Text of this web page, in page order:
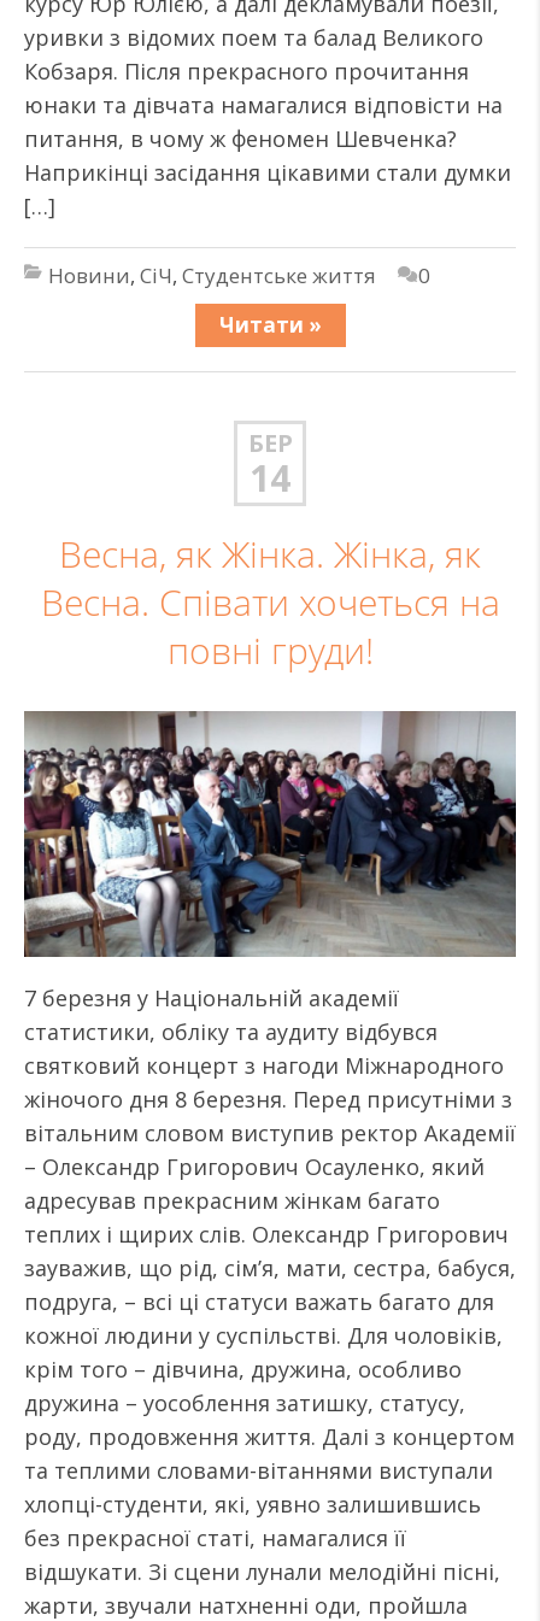
уривки з відомих поем та балад Великого
Кобзаря. Після прекрасного прочитання
юнаки та дівчата намагалися відповісти на
питання, в чому ж феномен Шевченка?
Наприкінці засідання цікавими стали думки
[…]
Новини, СіЧ, Студентське життя
0
Читати »
БЕР
14
Весна, як Жінка. Жінка, як
Весна. Співати хочеться на
повні груди!
7 березня у Національній академії
статистики, обліку та аудиту відбувся
святковий концерт з нагоди Міжнародного
жіночого дня 8 березня. Перед присутніми з
вітальним словом виступив ректор Академії
– Олександр Григорович Осауленко, який
адресував прекрасним жінкам багато
теплих і щирих слів. Олександр Григорович
зауважив, що рід, сім’я, мати, сестра, бабуся,
подруга, – всі ці статуси важать багато для
кожної людини у суспільстві. Для чоловіків,
крім того – дівчина, дружина, особливо
дружина – уособлення затишку, статусу,
роду, продовження життя. Далі з концертом
та теплими словами-вітаннями виступали
хлопці-студенти, які, уявно залишившись
без прекрасної статі, намагалися її
відшукати. Зі сцени лунали мелодійні пісні,
жарти, звучали натхненні оди, пройшла